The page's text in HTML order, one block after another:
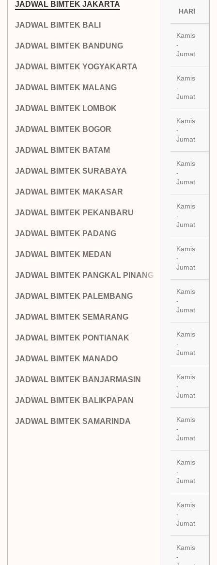
JADWAL BIMTEK JAKARTA
JADWAL BIMTEK BALI
JADWAL BIMTEK BANDUNG
JADWAL BIMTEK YOGYAKARTA
JADWAL BIMTEK MALANG
JADWAL BIMTEK LOMBOK
JADWAL BIMTEK BOGOR
JADWAL BIMTEK BATAM
JADWAL BIMTEK SURABAYA
JADWAL BIMTEK MAKASAR
JADWAL BIMTEK PEKANBARU
JADWAL BIMTEK PADANG
JADWAL BIMTEK MEDAN
JADWAL BIMTEK PANGKAL PINANG
JADWAL BIMTEK PALEMBANG
JADWAL BIMTEK SEMARANG
JADWAL BIMTEK PONTIANAK
JADWAL BIMTEK MANADO
JADWAL BIMTEK BANJARMASIN
JADWAL BIMTEK BALIKPAPAN
JADWAL BIMTEK SAMARINDA
HARI
Kamis
-
Jumat
Kamis
-
Jumat
Kamis
-
Jumat
Kamis
-
Jumat
Kamis
-
Jumat
Kamis
-
Jumat
Kamis
-
Jumat
Kamis
-
Jumat
Kamis
-
Jumat
Kamis
-
Jumat
Kamis
-
Jumat
Kamis
-
Jumat
Kamis
-